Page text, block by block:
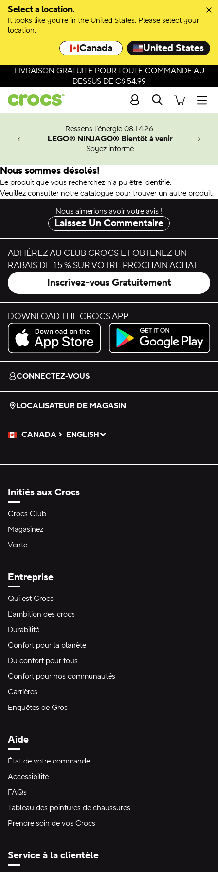
Select a location.
It looks like you're in the United States. Please select your
location.
Canada United States
LIVRAISON GRATUITE POUR TOUTE COMMANDE AU
DESSUS DE C$ 54.99
Recherche
Ressens l’énergie 08.14.26
LEGO® NINJAGO® Bientôt à venir
Soyez informé
Man.
Nous sommes désolés!
Le produit que vous recherchez n'a pu être identifié.
Veuillez consulter notre catalogue pour trouver un autre produit.
Nous aimerions avoir votre avis !
Laissez Un Commentaire
ADHÉREZ AU CLUB CROCS ET OBTENEZ UN
RABAIS DE 15 % SUR VOTRE PROCHAIN ACHAT
Inscrivez-vous Gratuitement
DOWNLOAD THE CROCS APP
Download on the App Store.
Get it on Google Play.
CONNECTEZ-VOUS
LOCALISATEUR DE MAGASIN
CANADA
Veuillez sélectionner une langue
ENGLISH
Sélectionné
Initiés aux Crocs
Crocs Club
Magasinez
Vente
Entreprise
Qui est Crocs
L'ambition des crocs
Durabilité
Confort pour la planète
Du confort pour tous
Confort pour nos communautés
Carrières
Enquêtes de Gros
Aide
État de votre commande
Accessibilité
FAQs
Tableau des pointures de chaussures
Prendre soin de vos Crocs
Service à la clientèle